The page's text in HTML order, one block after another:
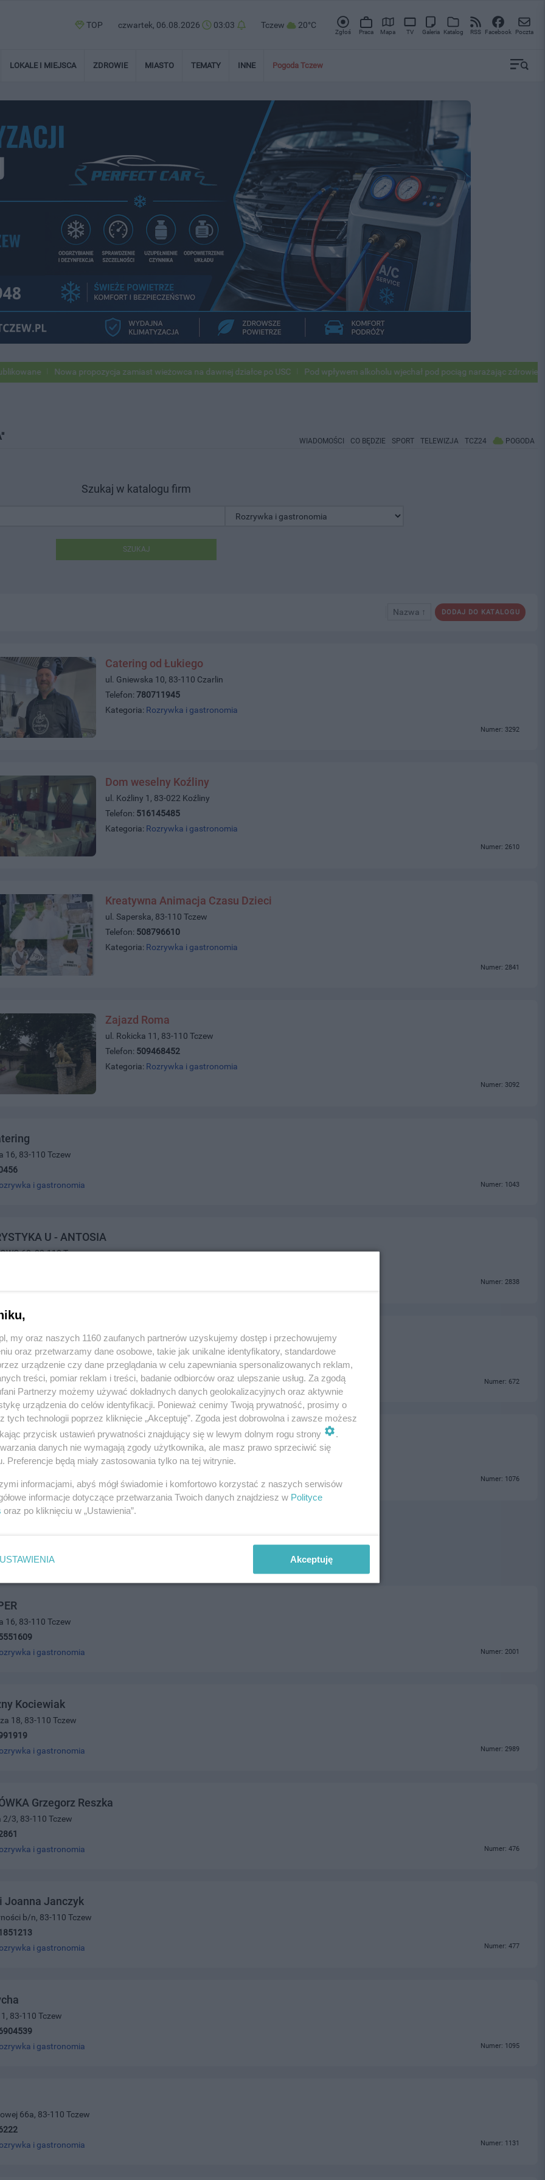
TOP czwartek, 06.08.2026 03:03 Tczew 20°C
Zgłoś Praca Mapa TV Galeria Katalog RSS Facebook Poczta
LOKALE I MIEJSCA ZDROWIE MIASTO TEMATY INNE Pogoda Tczew
Nowa propozycja zamiast wieżowca na dawnej działce po USC Pod wpływem alkoholu wjechał pod pociąg narażając zdrowie i życie ok
WIADOMOŚCI CO BĘDZIE SPORT TELEWIZJA TCZ24 POGODA
Szukaj w katalogu firm
SZUKAJ
DODAJ DO KATALOGU
Nazwa ↑
Catering od Łukiego
ul. Gniewska 10, 83-110 Czarlin
Telefon:780711945
Kategoria: Rozrywka i gastronomia
Numer: 3292
Dom weselny Koźliny
ul. Koźliny 1, 83-022 Koźliny
Telefon: 516145485
Kategoria: Rozrywka i gastronomia
Numer: 2610
Kreatywna Animacja Czasu Dzieci
ul. Saperska, 83-110 Tczew
Telefon: 508796610
Kategoria: Rozrywka i gastronomia
Numer: 2841
Zajazd Roma
ul. Rokicka 11, 83-110 Tczew
Telefon: 509468452
Kategoria: Rozrywka i gastronomia
Numer: 3092
16, 83-110 Tczew
i gastronomia Numer: 1043
U - ANTOSIA
60, 83-110 Tczew
Numer: 2838
Przedsiębiorstwo Wielobranżowe Restauracja Kameralna
67, 83-110 Tczew
i gastronomia Numer: 672
63, 83-110 Tczew
i gastronomia Numer: 1076
16, 83-110 Tczew
i gastronomia Numer: 2001
Kociewiak
18, 83-110 Tczew
i gastronomia Numer: 2989
Grzegorz Reszka
2/3, 83-110 Tczew
i gastronomia Numer: 476
Joanna Janczyk
b/n, 83-110 Tczew
i gastronomia Numer: 477
83-110 Tczew
i gastronomia Numer: 1095
66a, 83-110 Tczew
i gastronomia Numer: 1131
my oraz naszych 1160 zaufanych partnerów uzyskujemy dostęp i przechowujemy
oraz przetwarzamy dane osobowe, takie jak unikalne identyfikatory, standardowe
urządzenie czy dane przeglądania w celu zapewniania spersonalizowanych reklam,
treści, pomiar reklam i treści, badanie odbiorców oraz ulepszanie usług. Za zgodą
Partnerzy możemy używać dokładnych danych geolokalizacyjnych oraz aktywnie
urządzenia do celów identyfikacji. Ponieważ cenimy Twoją prywatność, prosimy o
tych technologii poprzez kliknięcie „Akceptuję”. Zgoda jest dobrowolna i zawsze możesz
przycisk ustawień prywatności znajdujący się w lewym dolnym rogu strony
.
danych nie wymagają zgody użytkownika, ale masz prawo sprzeciwić się
Preferencje będą miały zastosowania tylko na tej witrynie.
informacjami, abyś mógł świadomie i komfortowo korzystać z naszych serwisów
informacje dotyczące przetwarzania Twoich danych znajdziesz w Polityce
oraz po kliknięciu w „Ustawienia”.
USTAWIENIA Akceptuję